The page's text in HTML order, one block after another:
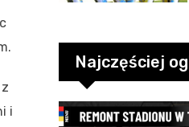
i
Najczęściej